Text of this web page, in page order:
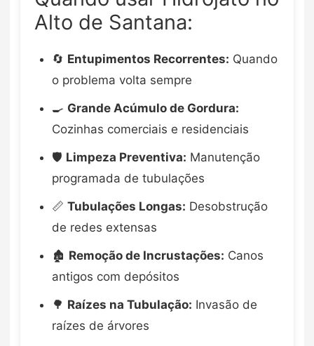
Alto de Santana:
🔄 Entupimentos Recorrentes: Quando
o problema volta sempre
🍳 Grande Acúmulo de Gordura:
Cozinhas comerciais e residenciais
🛡️ Limpeza Preventiva: Manutenção
programada de tubulações
📏 Tubulações Longas: Desobstrução
de redes extensas
🏚️ Remoção de Incrustações: Canos
antigos com depósitos
🌳 Raízes na Tubulação: Invasão de
raízes de árvores